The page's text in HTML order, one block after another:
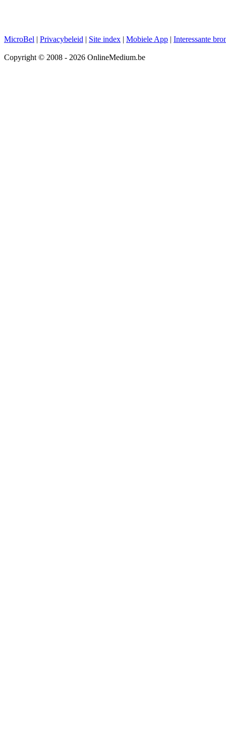
MicroBel | Privacybeleid | Site index | Mobiele App | Interessante
Copyright © 2008 - 2026 OnlineMedium.be